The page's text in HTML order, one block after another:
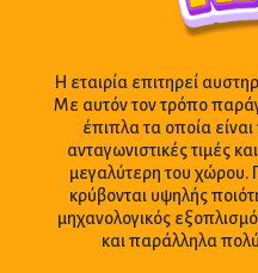
Η εταιρία επιτηρεί
Με αυτόν τον τρόπο
έπιπλα τα οποία
ανταγωνιστικές τιμές
μεγαλύτερη του χώρου.
κρύβονται υψηλής
μηχανολογικός
και παράλληλα